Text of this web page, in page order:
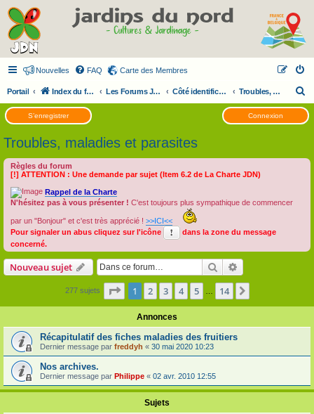
Nouvelles FAQ Carte des Membres
Portail Index du forum Les Forums JDN Côté identification Troubles, maladies et parasites
e
c
e
S’enregistrer Connexion
Troubles, maladies et parasites
Règles du forum
[!] ATTENTION : Une demande par sujet (Item 6.2 de La Charte JDN)
Rappel de la Charte
N'hésitez pas à vous présenter ! C'est toujours plus sympathique de commencer
par un "Bonjour" et c'est très apprécié ! >>ICI<<
Pour signaler un abus cliquez sur l'icône
dans la zone du message
concerné.
Nouveau sujet Rechercher
277 sujets Page 1sur14
1 2 3 4 5 14
Annonces
Récapitulatif des fiches maladies des fruitiers
Dernier message par freddyh « 30 mai 2020 10:23
Nos archives.
Dernier message par Philippe « 02 avr. 2010 12:55
Sujets